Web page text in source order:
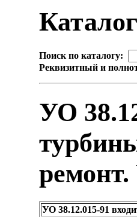
Поиск по каталогу:
Реквизитный и
УО
ремонт.
УО 38.12.015-91